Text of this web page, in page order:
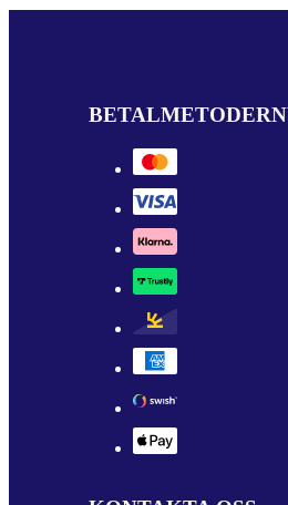
BETALMETODER